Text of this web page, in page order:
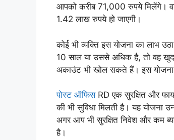
आपको करीब 71,000 रुपये मिलेंगे।
1.42 लाख रुपये हो जाएगी।
कोई भी व्यक्ति इस योजना का लाभ
10 साल या उससे अधिक है, तो वह
अकाउंट भी खोल सकते हैं। इस योजना
पोस्ट ऑफिसRD एक सुरक्षित और
की भी सुविधा मिलती है। यह योजना
अगर आप भी सुरक्षित निवेश और कम
है।